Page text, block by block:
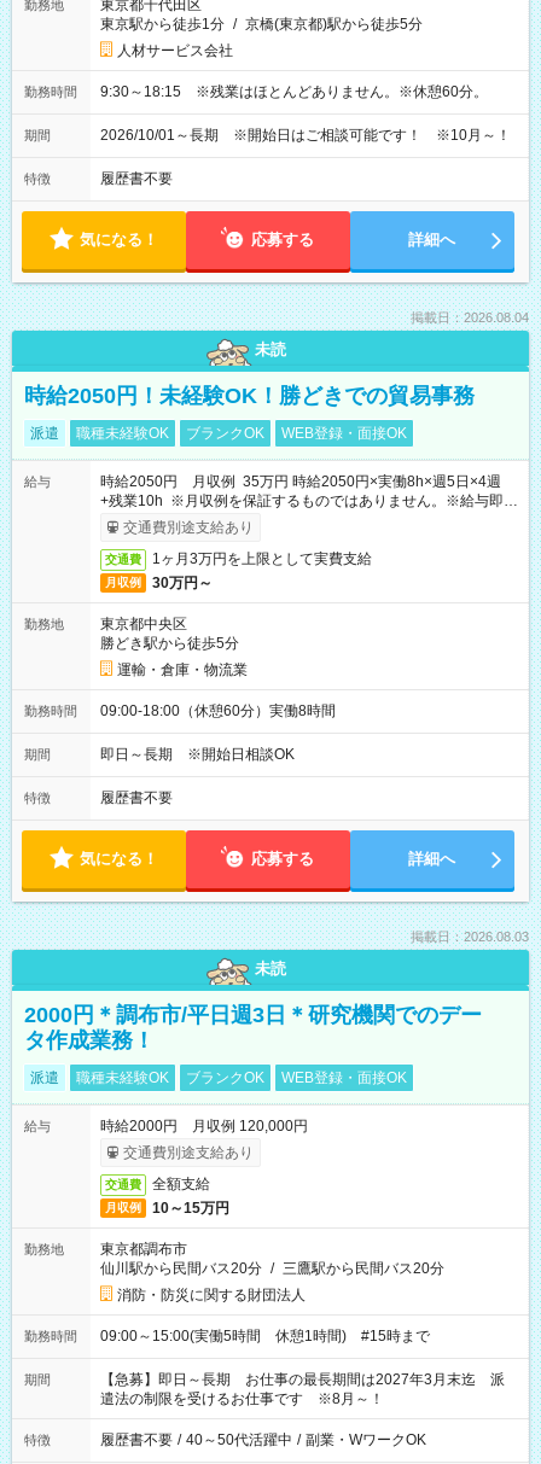
勤務地
東京都千代田区
東京駅から徒歩1分 / 京橋(東京都)駅から徒歩5分
人材サービス会社
勤務時間 9:30～18:15 ※残業はほとんどありません。※休憩60分。
期間 2026/10/01～長期 ※開始日はご相談可能です！ ※10月～！
特徴 履歴書不要
気になる！ 応募する 詳細へ
掲載日：2026.08.04
未読
時給2050円！未経験OK！勝どきでの貿易事務
派遣 職種未経験OK ブランクOK WEB登録・面接OK
給与
時給2050円 月収例 35万円 時給2050円×実働8h×週5日×4週
+残業10h ※月収例を保証するものではありません。※給与即受
取りサービス利用可（利用条件有）
交通費別途支給あり
交通費 1ヶ月3万円を上限として実費支給
月収例 30万円～
勤務地
東京都中央区
勝どき駅から徒歩5分
運輸・倉庫・物流業
勤務時間 09:00-18:00（休憩60分）実働8時間
期間 即日～長期 ※開始日相談OK
特徴 履歴書不要
気になる！ 応募する 詳細へ
掲載日：2026.08.03
未読
2000円＊調布市/平日週3日＊研究機関でのデー
タ作成業務！
派遣 職種未経験OK ブランクOK WEB登録・面接OK
給与
時給2000円 月収例 120,000円
交通費別途支給あり
交通費 全額支給
月収例 10～15万円
勤務地
東京都調布市
仙川駅から民間バス20分 / 三鷹駅から民間バス20分
消防・防災に関する財団法人
勤務時間 09:00～15:00(実働5時間 休憩1時間) #15時まで
期間
【急募】即日～長期 お仕事の最長期間は2027年3月末迄 派
遣法の制限を受けるお仕事です ※8月～！
特徴 履歴書不要 / 40～50代活躍中 / 副業・WワークOK